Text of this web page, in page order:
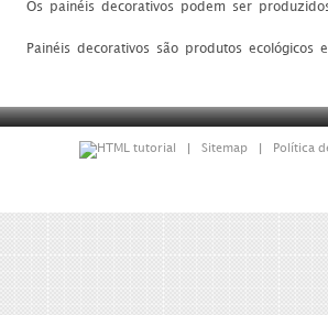
Os painéis decorativos podem ser
Painéis decorativos são produtos
Sitemap Política